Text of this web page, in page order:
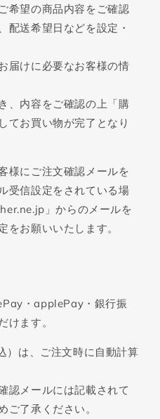
希望の商品内容をご確認
配送希望日などを設定・
届けに必要なお客様の情
、内容をご確認の上「購
てお買い物が完了となり
様にご注文確認メールを
受信設定をされている場
」からのメールを
をお願いいたします。
・applePay・銀行振
けます。
）は、ご注文時に自動計算
認メールには記載されて
ご了承ください。